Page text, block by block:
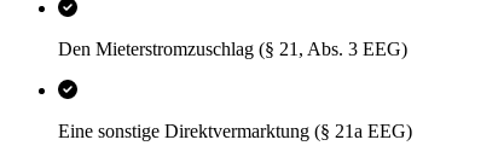
Den Mieterstromzuschlag (§ 21, Abs. 3 EEG)
Eine sonstige Direktvermarktung (§ 21a EEG)